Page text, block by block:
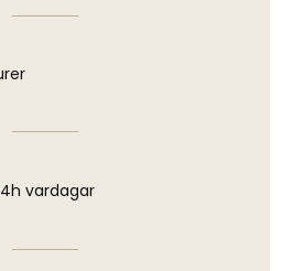
vardagar